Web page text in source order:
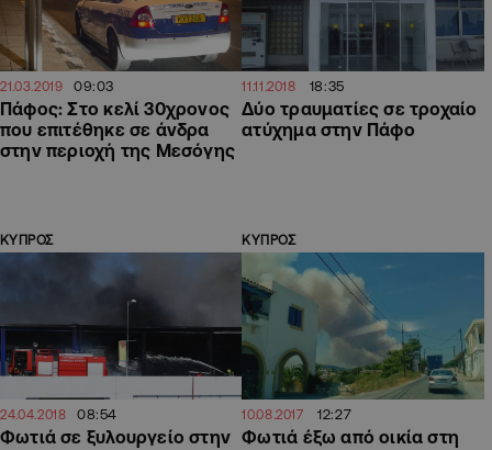
21.03.2019 09:03
Πάφος: Στο κελί 30χρονος
που επιτέθηκε σε άνδρα
στην περιοχή της Μεσόγης
11.11.2018 18:35
Δύο τραυματίες σε τροχαίο
ατύχημα στην Πάφο
ΚΥΠΡΟΣ
24.04.2018 08:54
Φωτιά σε ξυλουργείο στην
ΚΥΠΡΟΣ
10.08.2017 12:27
Φωτιά έξω από οικία στη